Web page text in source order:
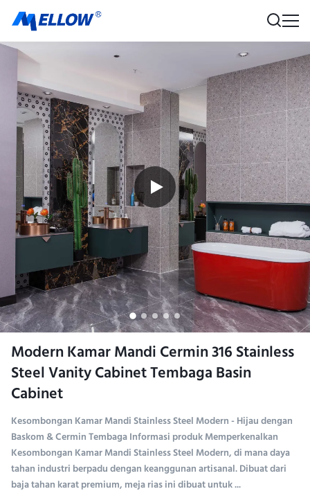
Modern Kamar Mandi Cermin 316 Stainless
Steel Vanity Cabinet Tembaga Basin
Cabinet
Kesombongan Kamar Mandi Stainless Steel Modern - Hijau dengan
Baskom & Cermin Tembaga Informasi produk Memperkenalkan
Kesombongan Kamar Mandi Stainless Steel Modern, di mana daya
tahan industri berpadu dengan keanggunan artisanal. Dibuat dari
baja tahan karat premium, meja rias ini dibuat untuk ...